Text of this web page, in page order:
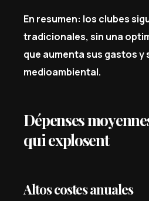
En resumen: los clubes
tradicionales, sin una
que aumenta sus gastos y
medioambiental.
Dépenses
qui explosent
Altos costes anuales